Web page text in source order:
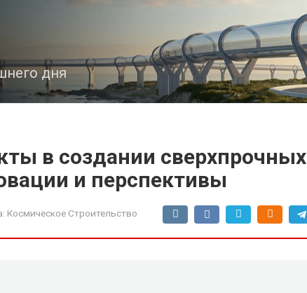
дня
в создании сверхпрочных
и перспективы
Космическое Строительство